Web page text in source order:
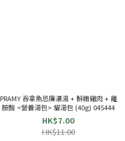
PRAMY 吞拿魚忌廉濃湯 + 鮮嫩雞肉 + 離
胺酸 <營養湯包> 貓湯包 (40g) 045444
HK$7.00
HK$11.00